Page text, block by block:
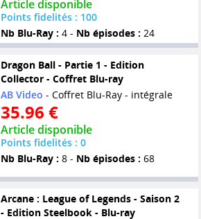
Article disponible
Points fidelités : 100
Nb Blu-Ray : 4 - Nb épisodes : 24
Dragon Ball - Partie 1 - Edition
Collector - Coffret Blu-ray
AB Video - Coffret Blu-Ray - intégrale
35.96 €
Article disponible
Points fidelités : 0
Nb Blu-Ray : 8 - Nb épisodes : 68
Arcane : League of Legends - Saison 2
- Edition Steelbook - Blu-ray